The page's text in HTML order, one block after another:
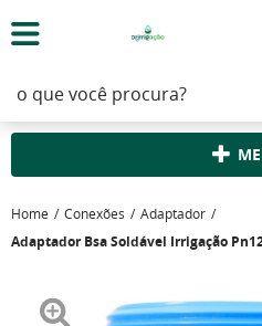
Home Conexões Adaptador
Adaptador Bsa Soldável Irrigação